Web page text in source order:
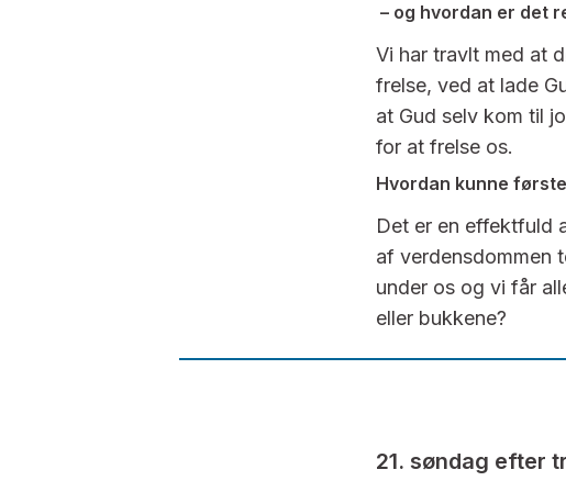
– og hvordan er det
Vi har travlt med at
frelse, ved at lade
at Gud selv kom til
for at frelse os.
Hvordan kunne
Det er en effektfuld
af verdensdommen
under os og vi får
eller bukkene?
21. søndag efter